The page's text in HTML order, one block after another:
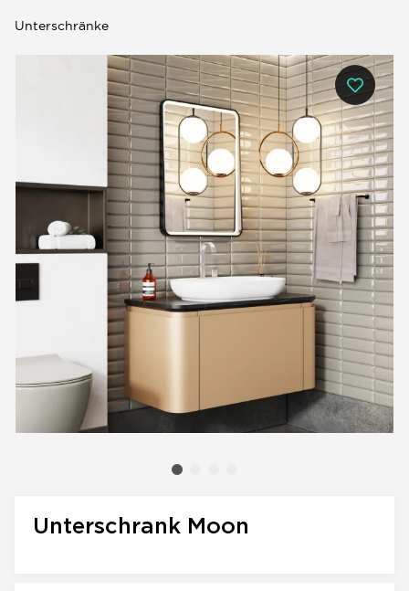
Unterschränke
0
Unterschrank Moon